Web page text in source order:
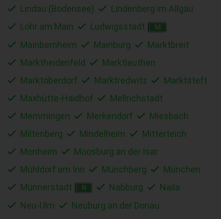
Lindau (Bodensee)
Lindenberg im Allgäu
Lohr am Main
Ludwigsstadt M
Mainbernheim Mainburg
Marktbreit
Marktheidenfeld
Marktleuthen
Marktoberdorf
Marktredwitz
Marktsteft
Maxhütte-Haidhof
Mellrichstadt
Memmingen
Merkendorf
Miesbach
Miltenberg
Mindelheim
Mitterteich
Monheim
Moosburg an der Isar
Mühldorf am Inn
Münchberg
München
Münnerstadt
N Nabburg
Naila
Neu-Ulm
Neuburg an der Donau